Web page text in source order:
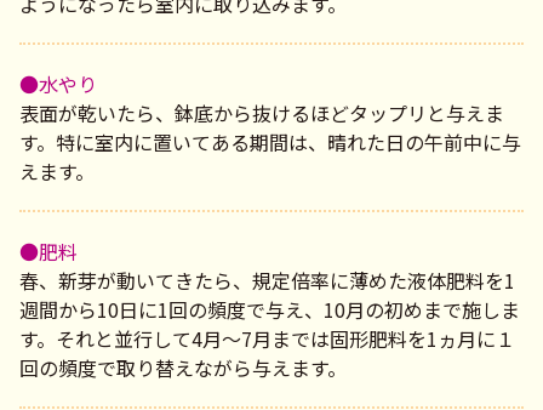
●水やり
表面が乾いたら、鉢底から抜けるほどタップリと与えま
す。特に室内に置いてある期間は、晴れた日の午前中に与
えます。
●肥料
春、新芽が動いてきたら、規定倍率に薄めた液体肥料を1
週間から10日に1回の頻度で与え、10月の初めまで施しま
す。それと並行して4月～7月までは固形肥料を1ヵ月に１
回の頻度で取り替えながら与えます。